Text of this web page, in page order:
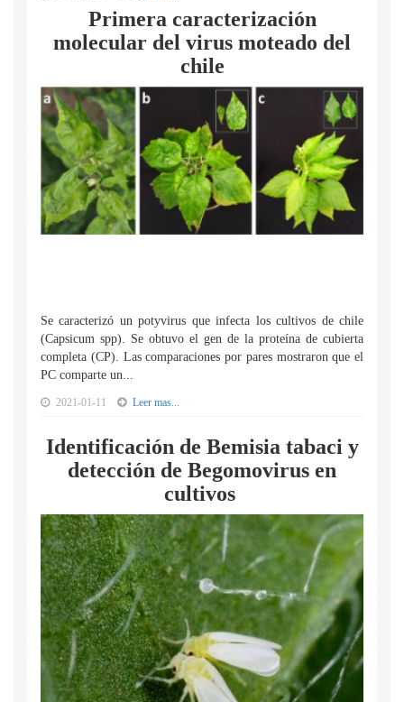
Primera caracterización
molecular del virus moteado del
chile
Se caracterizó un potyvirus que infecta los cultivos de chile
(Capsicum spp). Se obtuvo el gen de la proteína de cubierta
completa (CP). Las comparaciones por pares mostraron que el
PC comparte un...
2021-01-11 Leer mas...
Identificación de Bemisia tabaci y
detección de Begomovirus en
cultivos